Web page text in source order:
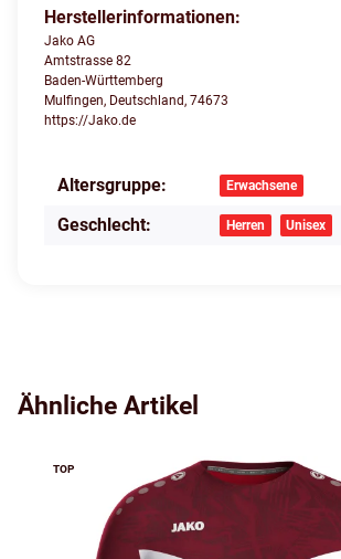
Herstellerinformationen:
Jako AG
Amtstrasse 82
Baden-Württemberg
Mulfingen, Deutschland, 74673
https://Jako.de
Produkteigenschaft
Wert
Altersgruppe: Erwachsene
Geschlecht: Herren Unisex
Ähnliche Artikel
TOP